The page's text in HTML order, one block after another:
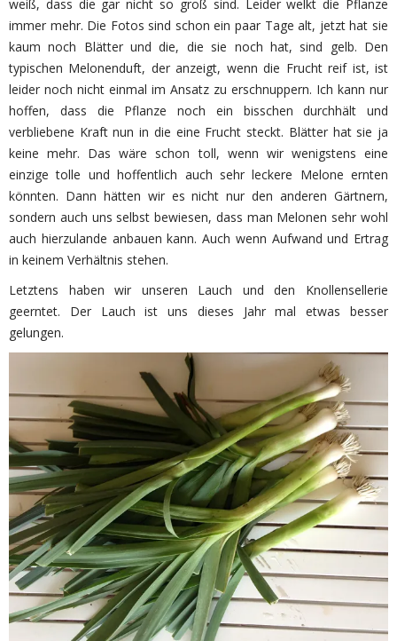
weiß, dass die gar nicht so groß sind. Leider welkt die Pflanze
immer mehr. Die Fotos sind schon ein paar Tage alt, jetzt hat sie
kaum noch Blätter und die, die sie noch hat, sind gelb. Den
typischen Melonenduft, der anzeigt, wenn die Frucht reif ist, ist
leider noch nicht einmal im Ansatz zu erschnuppern. Ich kann nur
hoffen, dass die Pflanze noch ein bisschen durchhält und
verbliebene Kraft nun in die eine Frucht steckt. Blätter hat sie ja
keine mehr. Das wäre schon toll, wenn wir wenigstens eine
einzige tolle und hoffentlich auch sehr leckere Melone ernten
könnten. Dann hätten wir es nicht nur den anderen Gärtnern,
sondern auch uns selbst bewiesen, dass man Melonen sehr wohl
auch hierzulande anbauen kann. Auch wenn Aufwand und Ertrag
in keinem Verhältnis stehen.
Letztens haben wir unseren Lauch und den Knollensellerie
geerntet. Der Lauch ist uns dieses Jahr mal etwas besser
gelungen.